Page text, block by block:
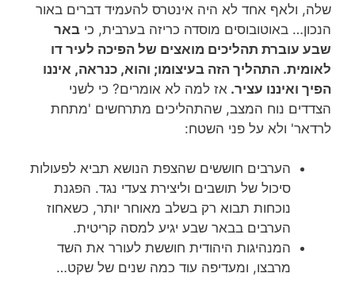
שלה, ולאף אחד לא היה אינטרס להעמיד דברים באור
הנכון… באוטובוסים מוסדה כריזה בערבית, כי באר
שבע עוברת תהליכים מואצים של הפיכה לעיר דו
לאומית. התהליך הזה בעיצומו; והוא, כנראה, איננו
הפיך ואיננו עציר. אז למה לא אומרים? כי לשני
הצדדים נוח המצב, שהתהליכים מתרחשים 'מתחת
לרדאר' ולא על פני השטח:
הערבים חוששים שהצפת הנושא תביא לפעולות
סיכול של תושבים וליצירת צעדי נגד. הפגנת
נוכחות תבוא רק בשלב מאוחר יותר, כשאחוז
הערבים בבאר שבע יגיע למסה קריטית.
המנהיגות היהודית חוששת לעורר את השד
מרבצו, ומעדיפה עוד כמה שנים של שקט…